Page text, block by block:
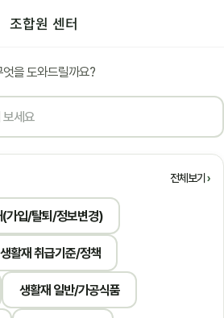
조합원 센터
엇을 도와드릴까요?
전체보기
(가입/탈퇴/정보변경)
생활재 취급기준/정책
생활재 일반/가공식품